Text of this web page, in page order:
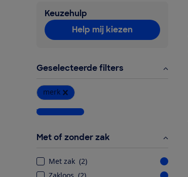
Keuzehulp
Help mij kiezen
Geselecteerde filters
merk
Wis alle filters
Met of zonder zak
Met zak (2)
Zakloos (2)